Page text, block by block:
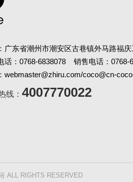
广东省潮州市潮安区古巷镇外马路福
话：0768-6838078 销售电话：0768-
webmaster@zhiru.com/coco@cn-
线： 4007770022
ALL RIGHTS RESERVED